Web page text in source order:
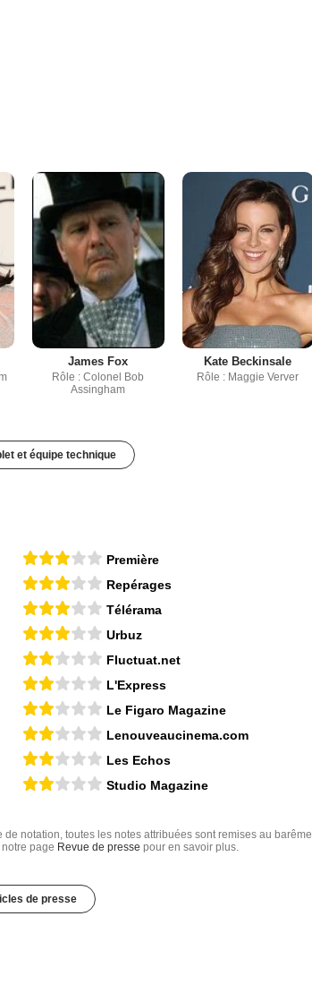
James Fox
Rôle : Colonel Bob
Assingham
Kate Beckinsale
Rôle : Maggie Verver
et équipe technique
Première
Repérages
Télérama
Urbuz
Fluctuat.net
L'Express
Le Figaro Magazine
Lenouveaucinema.com
Les Echos
Studio Magazine
notation, toutes les notes attribuées sont remises au barême
page Revue de presse pour en savoir plus.
de presse